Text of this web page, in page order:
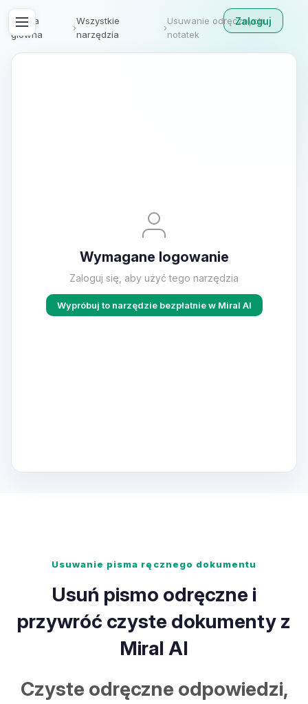
Strona
główna
›
Wszystkie
narzędzia
›
Usuwanie odręcznych
notatek
Wymagane logowanie
Zaloguj się, aby użyć tego narzędzia
Wypróbuj to narzędzie bezpłatnie w Miral AI
Usuwanie pisma ręcznego dokumentu
Usuń pismo odręczne i
przywróć czyste dokumenty z
Miral AI
Czyste odręczne odpowiedzi,
Zaloguj